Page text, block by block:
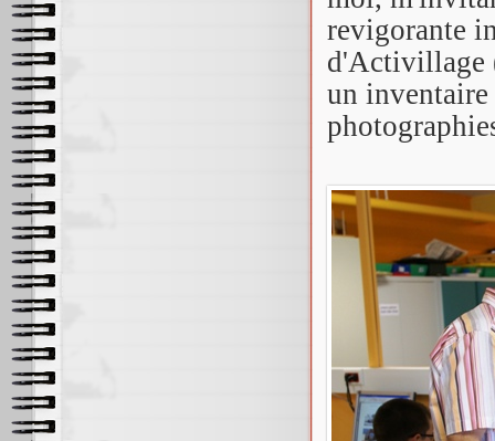
revigorante
d'Activillage
un inventaire